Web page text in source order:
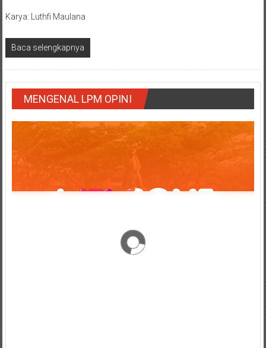
Karya: Luthfi Maulana
Baca selengkapnya
MENGENAL LPM OPINI